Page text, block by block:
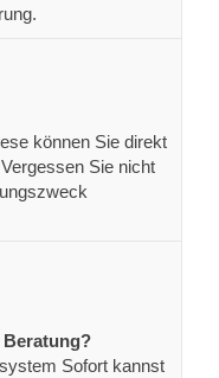
können Sie direkt
Sie nicht
Beratung?
Sofort kannst